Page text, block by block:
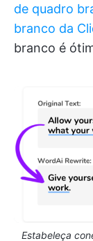
de quadro
branco da
branco é
Estabeleça